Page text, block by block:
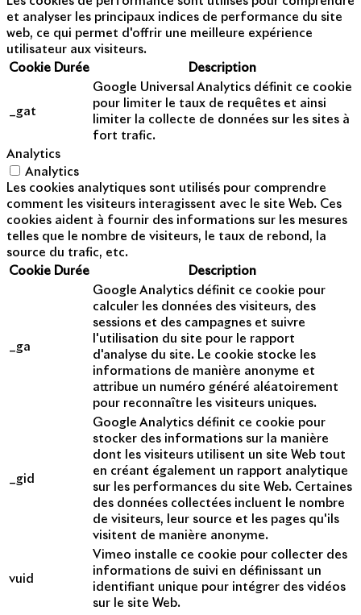
et analyser les principaux indices de performance du site
web, ce qui permet d'offrir une meilleure expérience
utilisateur aux visiteurs.
Cookie Durée Description
_gat
Google Universal Analytics définit ce cookie
pour limiter le taux de requêtes et ainsi
limiter la collecte de données sur les sites à
fort trafic.
Analytics
Analytics
Les cookies analytiques sont utilisés pour comprendre
comment les visiteurs interagissent avec le site Web. Ces
cookies aident à fournir des informations sur les mesures
telles que le nombre de visiteurs, le taux de rebond, la
source du trafic, etc.
Cookie Durée Description
_ga
Google Analytics définit ce cookie pour
calculer les données des visiteurs, des
sessions et des campagnes et suivre
l'utilisation du site pour le rapport
d'analyse du site. Le cookie stocke les
informations de manière anonyme et
attribue un numéro généré aléatoirement
pour reconnaître les visiteurs uniques.
_gid
Google Analytics définit ce cookie pour
stocker des informations sur la manière
dont les visiteurs utilisent un site Web tout
en créant également un rapport analytique
sur les performances du site Web. Certaines
des données collectées incluent le nombre
de visiteurs, leur source et les pages qu'ils
visitent de manière anonyme.
vuid
Vimeo installe ce cookie pour collecter des
informations de suivi en définissant un
identifiant unique pour intégrer des vidéos
sur le site Web.